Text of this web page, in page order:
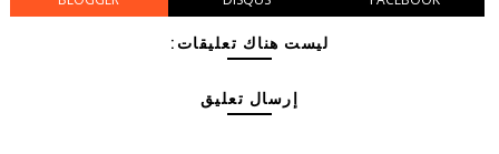
ليست هناك تعليقات:
إرسال تعليق